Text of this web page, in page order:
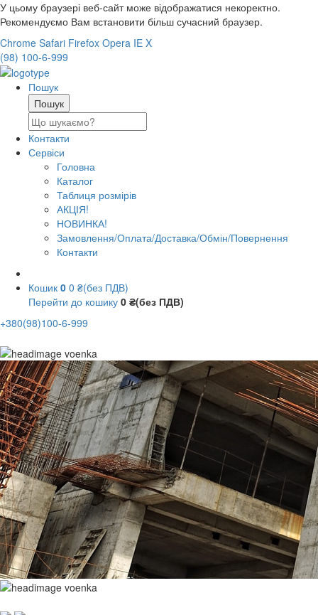
У цьому браузері веб-сайт може відображатися некоректно.
Рекомендуємо Вам встановити більш сучасний браузер.
Chrome Safari Firefox Opera IE X
(98) 100-6-999
Пошук
Контакти
Сервіси
Головна
Каталог
Таблиця розмірів
АКЦІЯ!
НОВИНКА!
Замовлення/Оплата/Доставка/Обмін/Повернення
Контакти
Кошик 0 0 ₴(без ПДВ)
Перейти до кошику 0 ₴(без ПДВ)
+380(98)100-6-999